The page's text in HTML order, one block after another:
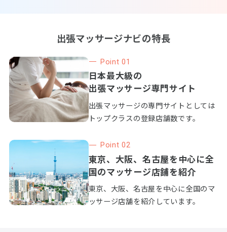
吉田ひどい頑固肩こり慢性腰痛専門治療院
頑固コリ,難腰痛を深部より暖めこり自体を溶かしま
す。その後骨格、筋肉の全体のバランスをとり、全
身の血流を瞬間的によくして、痛みやコリをとりま
す。
どこから出張？ 営業時間
定休日
愛知県名古屋市中区
栄２－１－１２ダイ
ストレッチ ボディケア フィット
フィットは名古屋市西区にあるストレッチサロンで
す。 正しい姿勢と呼吸をコンセプトにパーソナルス
トレッチで様々な身体の不調やお悩みを改善しま